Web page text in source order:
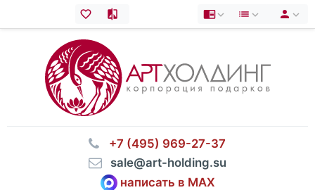
⠀+7 (495) 969-27-37
⠀sale@art-holding.su
написать в MAX